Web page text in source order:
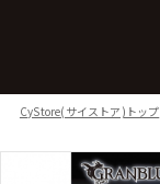
CyStore(サイストア)トップ